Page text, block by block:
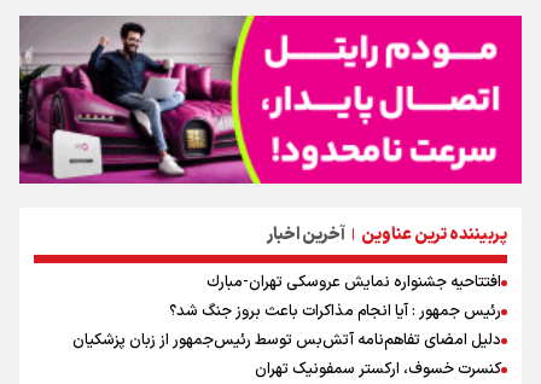
پربیننده ترین عناوین | آخرین اخبار
افتتاحیه جشنواره نمايش عروسكى تهران-مبارك
رئیس جمهور : آیا انجام مذاکرات باعث بروز جنگ شد؟
دلیل امضای تفاهم‌نامه آتش‌بس توسط رئیس‌جمهور از زبان پزشکیان
کنسرت خسوف، ارکستر سمفونیک تهران